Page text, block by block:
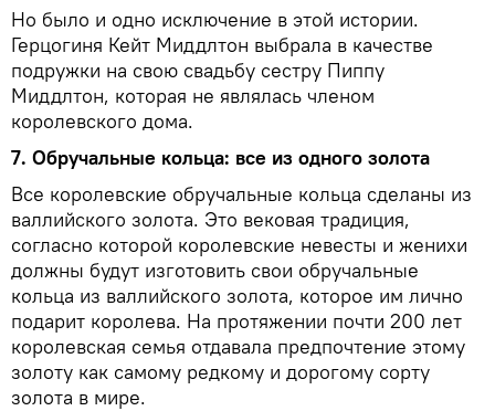
Но было и одно исключение в этой истории.
Герцогиня Кейт Миддлтон выбрала в качестве
подружки на свою свадьбу сестру Пиппу
Миддлтон, которая не являлась членом
королевского дома.
7. Обручальные кольца: все из одного золота
Все королевские обручальные кольца сделаны из
валлийского золота. Это вековая традиция,
согласно которой королевские невесты и женихи
должны будут изготовить свои обручальные
кольца из валлийского золота, которое им лично
подарит королева. На протяжении почти 200 лет
королевская семья отдавала предпочтение этому
золоту как самому редкому и дорогому сорту
золота в мире.